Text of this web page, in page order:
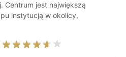
Centrum jest największą
instytucją w okolicy,